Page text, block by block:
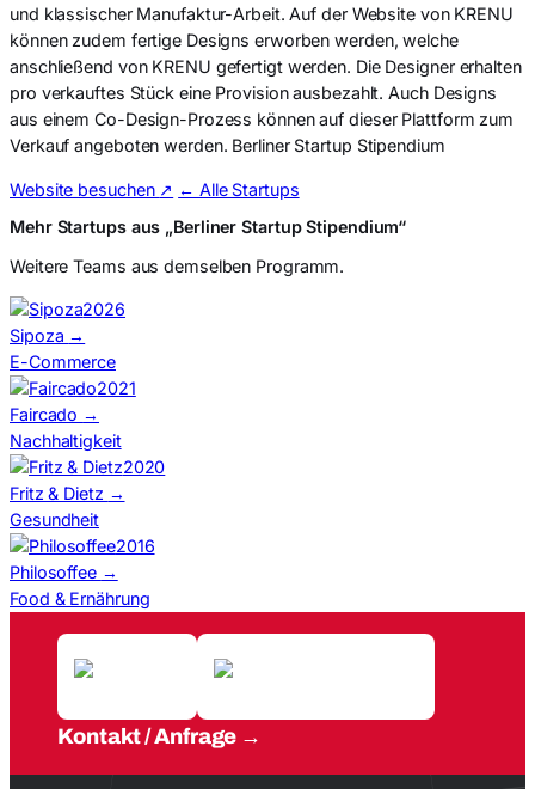
und klassischer Manufaktur-Arbeit. Auf der Website von KRENU
können zudem fertige Designs erworben werden, welche
anschließend von KRENU gefertigt werden. Die Designer erhalten
pro verkauftes Stück eine Provision ausbezahlt. Auch Designs
aus einem Co-Design-Prozess können auf dieser Plattform zum
Verkauf angeboten werden. Berliner Startup Stipendium
Website besuchen ↗ ← Alle Startups
Mehr Startups aus „Berliner Startup Stipendium“
Weitere Teams aus demselben Programm.
2026
Sipoza →
E-Commerce
2021
Faircado →
Nachhaltigkeit
2020
Fritz & Dietz →
Gesundheit
2016
Philosoffee →
Food & Ernährung
Kontakt / Anfrage